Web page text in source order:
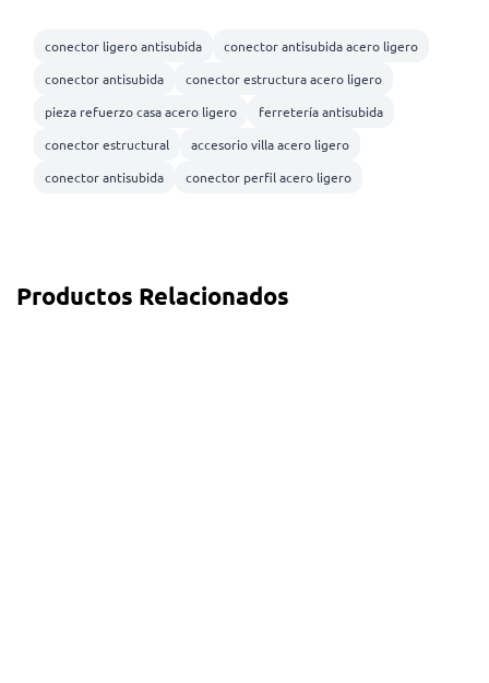
conector ligero antisubida
conector antisubida acero ligero
conector antisubida
conector estructura acero ligero
pieza refuerzo casa acero ligero
ferretería antisubida
conector estructural
accesorio villa acero ligero
conector antisubida
conector perfil acero ligero
Productos Relacionados